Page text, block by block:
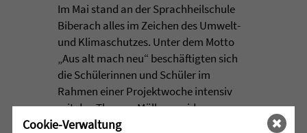
Im Mai stand an der Sprachheilschule
Biberach alles im Zeichen des Umwelt-
und Klimaschutzes. Unter dem Motto
„Aus alt mach neu“ beschäftigten sich
die Schülerinnen und Schüler im
Rahmen einer Projektwoche intensiv
mit den Themen Müllvermeidung, ...
Cookie-Verwaltung